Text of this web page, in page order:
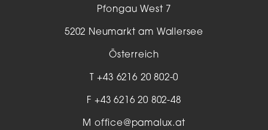
Pfongau West 7
5202 Neumarkt am Wallersee
Österreich
T+43 6216 20 802-0
F +43 6216 20 802-48
M office@pamalux.at